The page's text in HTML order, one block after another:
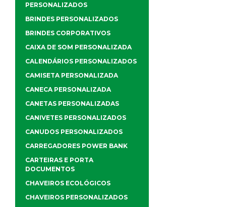
PERSONALIZADOS
BRINDES PERSONALIZADOS
BRINDES CORPORATIVOS
CAIXA DE SOM PERSONALIZADA
CALENDÁRIOS PERSONALIZADOS
CAMISETA PERSONALIZADA
CANECA PERSONALIZADA
CANETAS PERSONALIZADAS
CANIVETES PERSONALIZADOS
CANUDOS PERSONALIZADOS
CARREGADORES POWER BANK
CARTEIRAS E PORTA
DOCUMENTOS
CHAVEIROS ECOLÓGICOS
CHAVEIROS PERSONALIZADOS